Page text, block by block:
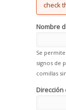
check
Nombre
Se
signos de
comillas
Dirección